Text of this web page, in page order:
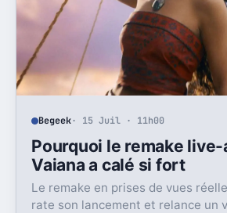
Begeek· 15 Juil · 11h00
Pourquoi le remake
Vaiana a calé si fort
Le remake en prises de vues
rate son lancement et relance un